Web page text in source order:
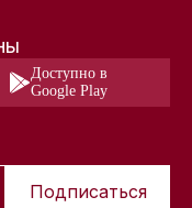
Доступно в
Google Play
Подписаться